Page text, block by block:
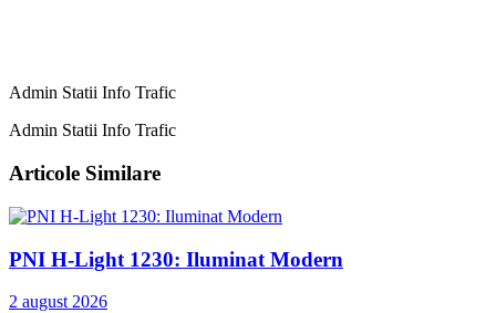
Admin Statii Info Trafic
Admin Statii Info Trafic
Articole Similare
PNI H-Light 1230: Iluminat Modern
2 august 2026